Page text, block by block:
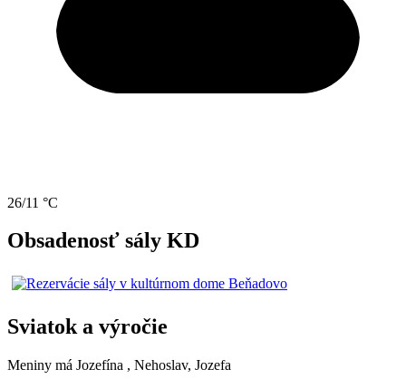
26/11 °C
Obsadenosť sály KD
Sviatok a výročie
Meniny má Jozefína , Nehoslav, Jozefa